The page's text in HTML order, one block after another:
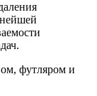
футляром и